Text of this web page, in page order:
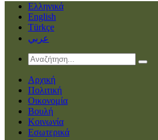
Ελληνικά
English
Türkçe
عربي
Αρχική
Πολιτική
Οικονομία
Βουλή
Κοινωνία
Εσωτερικά